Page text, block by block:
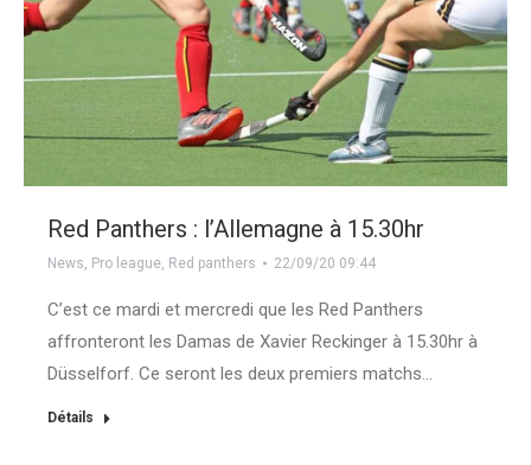
Red Panthers : l’Allemagne à 15.30hr
News, Pro league, Red panthers 22/09/20 09:44
C’est ce mardi et mercredi que les Red Panthers
affronteront les Damas de Xavier Reckinger à 15.30hr à
Düsselforf. Ce seront les deux premiers matchs…
Détails